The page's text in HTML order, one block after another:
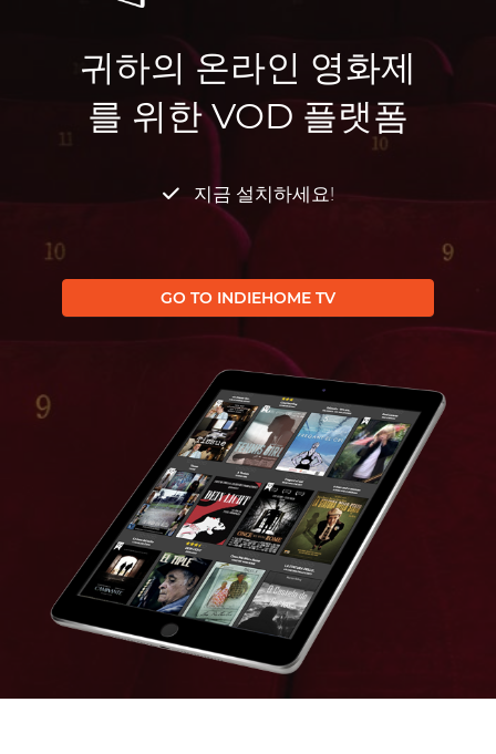
귀하의 온라인 영화제
를 위한 VOD 플랫폼
지금 설치하세요!
GO TO INDIEHOME TV